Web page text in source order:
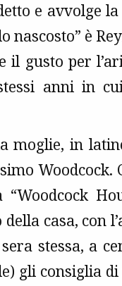
e avvolge
è
il gusto per
anni in
in
Woodcock.
casa, con
stessa, a
gli consiglia